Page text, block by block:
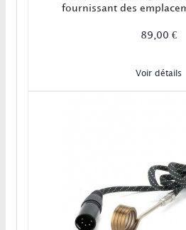
fournissant des
89,00 €
Voir détails